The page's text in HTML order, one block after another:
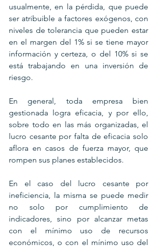
usualmente, en la pérdida, que puede
ser atribuible a factores exógenos, con
niveles de tolerancia que pueden estar
en el margen del 1% si se tiene mayor
información y certeza, o del 10% si se
está trabajando en una inversión de
riesgo.
En general, toda empresa bien
gestionada logra eficacia, y por ello,
sobre todo en las más organizadas, el
lucro cesante por falta de eficacia solo
aflora en casos de fuerza mayor, que
rompen sus planes establecidos.
En el caso del lucro cesante por
ineficiencia, la misma se puede medir
no solo por cumplimiento de
indicadores, sino por alcanzar metas
con el mínimo uso de recursos
económicos, o con el mínimo uso del